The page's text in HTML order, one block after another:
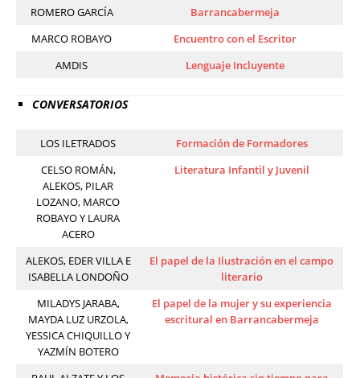
ROMERO GARCÍA
Barrancabermeja
MARCO ROBAYO
Encuentro con el Escritor
AMDIS
Lenguaje Incluyente
CONVERSATORIOS
LOS ILETRADOS
Formación de Formadores
CELSO ROMÁN,
ALEKOS, PILAR
LOZANO, MARCO
ROBAYO Y LAURA
ACERO
Literatura Infantil y Juvenil
ALEKOS, EDER VILLA E
ISABELLA LONDOÑO
El papel de la Ilustración en el campo
literario
MILADYS JARABA,
MAYDA LUZ URZOLA,
YESSICA CHIQUILLO Y
YAZMÍN BOTERO
El papel de la mujer y su experiencia
escritural en Barrancabermeja